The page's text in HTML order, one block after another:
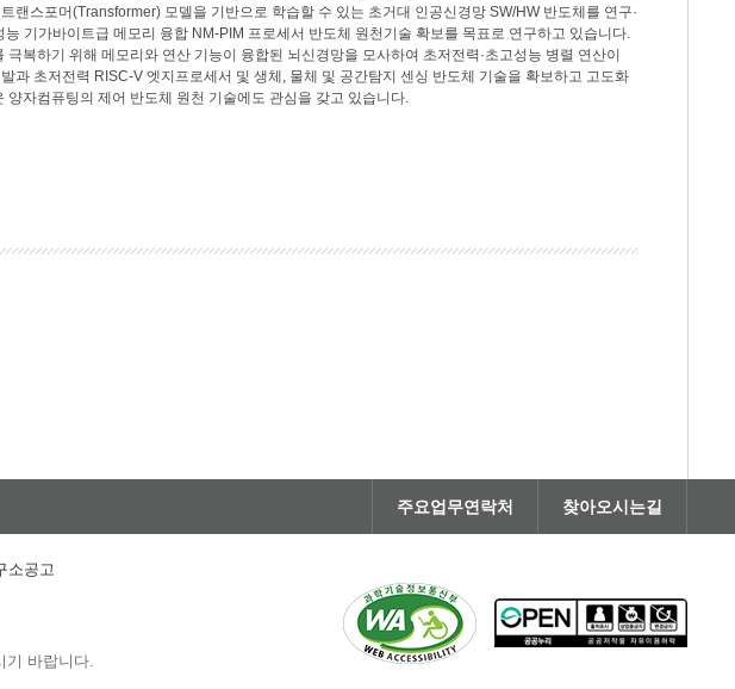
랜스포머(Transformer) 모델을 기반으로 학습할 수 있는 초거대 인공신경망 SW/HW 반도체를 연구·
능 기가바이트급 메모리 융합 NM-PIM 프로세서 반도체 원천기술 확보를 목표로 연구하고 있습니다.
복하기 위해 메모리와 연산 기능이 융합된 뇌신경망을 모사하여 초저전력·초고성능 병렬 연산이
과 초저전력 RISC-V 엣지프로세서 및 생체, 물체 및 공간탐지 센싱 반도체 기술을 확보하고 고도화
양자컴퓨팅의 제어 반도체 원천 기술에도 관심을 갖고 있습니다.
주요업무연락처 찾아오시는길
소공고
기 바랍니다.